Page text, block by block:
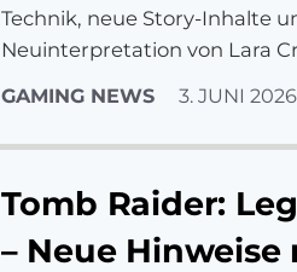
GAMING NEWS 3. JUNI 2026
Technik, neue Story-Inhalte
Neuinterpretation von Lara
Tomb Raider:
– Neue Hinweise